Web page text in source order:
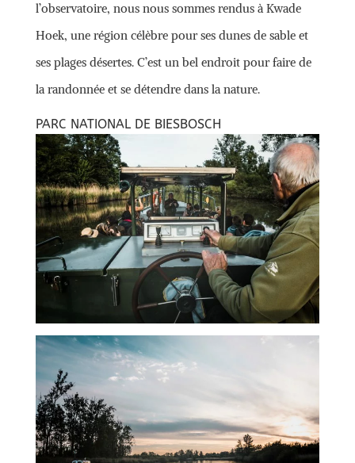
l’observatoire, nous nous sommes rendus à Kwade
Hoek, une région célèbre pour ses dunes de sable et
ses plages désertes. C’est un bel endroit pour faire de
la randonnée et se détendre dans la nature.
PARC NATIONAL DE BIESBOSCH